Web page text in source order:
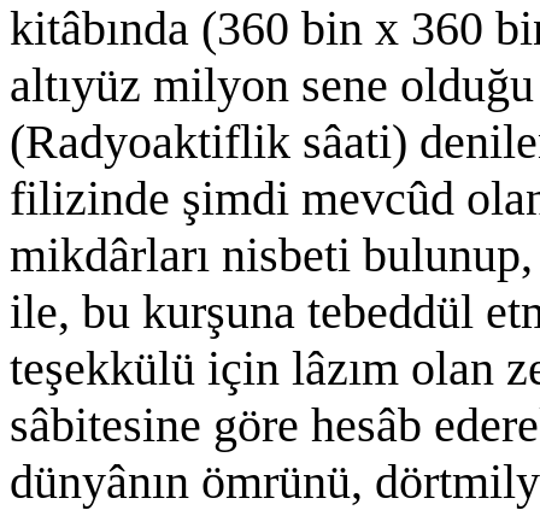
kitâbında (360 bin x 360
altıyüz milyon sene olduğu
(Radyoaktiflik sâati)
filizinde şimdi mevcûd
mikdârları nisbeti
ile, bu kurşuna tebeddül
teşekkülü için lâzım olan
sâbitesine göre hesâb
dünyânın ömrünü,